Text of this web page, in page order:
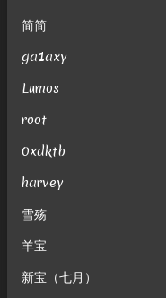
简简
ga1axy
Lumos
root
0xdktb
harvey
雪殇
羊宝
新宝（七月）